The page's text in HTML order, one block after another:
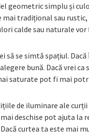
geometric simplu și
tradițional sau rustic,
calde sau naturale
să se simtă spațiul.
bună. Dacă vrei
saturate pot fi mai
de iluminare ale
deschise pot ajuta la
curtea ta este mai